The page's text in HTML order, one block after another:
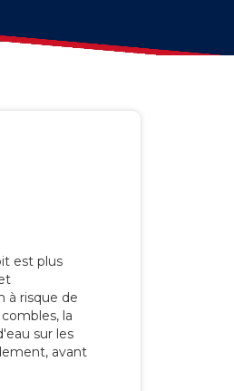
est plus
à risque de
la
sur les
avant